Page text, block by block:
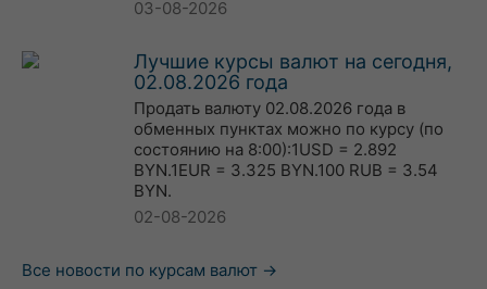
03-08-2026
Лучшие курсы валют на сегодня,
02.08.2026 года
Продать валюту 02.08.2026 года в
обменных пунктах можно по курсу (по
состоянию на 8:00):1USD = 2.892
BYN.1EUR = 3.325 BYN.100 RUB = 3.54
BYN.
02-08-2026
Все новости по курсам валют →